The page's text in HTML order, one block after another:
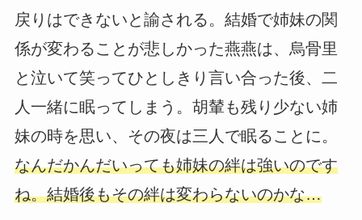
戻りはできないと諭される。結婚で姉妹の関
係が変わることが悲しかった燕燕は、烏骨里
と泣いて笑ってひとしきり言い合った後、二
人一緒に眠ってしまう。胡輦も残り少ない姉
妹の時を思い、その夜は三人で眠ることに。
なんだかんだいっても姉妹の絆は強いのです
ね。結婚後もその絆は変わらないのかな…